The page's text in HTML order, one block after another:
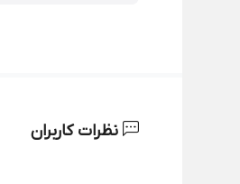
نظرات کاربران